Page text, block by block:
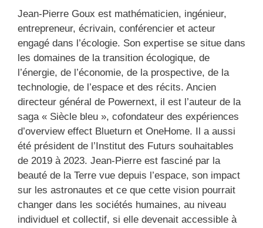
Jean-Pierre Goux est mathématicien, ingénieur,
entrepreneur, écrivain, conférencier et acteur
engagé dans l’écologie. Son expertise se situe dans
les domaines de la transition écologique, de
l’énergie, de l’économie, de la prospective, de la
technologie, de l’espace et des récits. Ancien
directeur général de Powernext, il est l’auteur de la
saga « Siècle bleu », cofondateur des expériences
d’overview effect Blueturn et OneHome. Il a aussi
été président de l’Institut des Futurs souhaitables
de 2019 à 2023. Jean-Pierre est fasciné par la
beauté de la Terre vue depuis l’espace, son impact
sur les astronautes et ce que cette vision pourrait
changer dans les sociétés humaines, au niveau
individuel et collectif, si elle devenait accessible à